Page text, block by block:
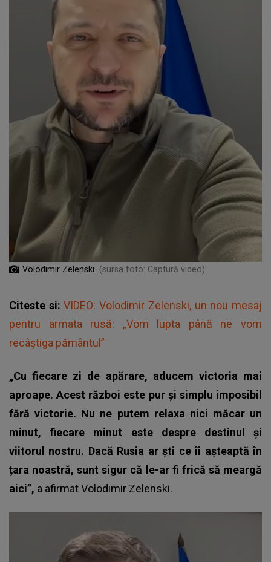
Volodimir Zelenski (sursa foto: Captură video)
Citeste si:VIDEO: Volodimir Zelenski, un nou mesaj
pentru armata rusă: „Vom lupta până ne vom
recâştiga pământul”
„Cu fiecare zi de apărare, aducem victoria mai
aproape. Acest război este pur și simplu imposibil
fără victorie. Nu ne putem relaxa nici măcar un
minut, fiecare minut este despre destinul și
viitorul nostru. Dacă Rusia ar ști ce îi așteaptă în
țara noastră, sunt sigur că le-ar fi frică să meargă
aici”, a afirmat Volodimir Zelenski.